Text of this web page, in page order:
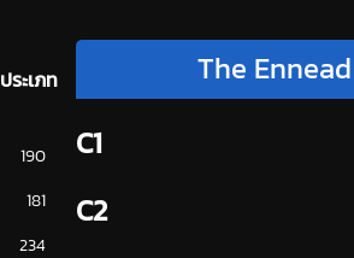
ประเภท
190
181
234
The
C1
C2